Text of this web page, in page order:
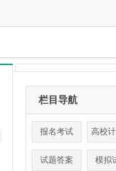
栏目导航
报名考试 高校
考
试题答案 模拟